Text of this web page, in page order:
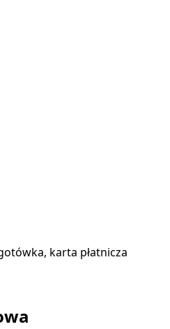
karta płatnicza